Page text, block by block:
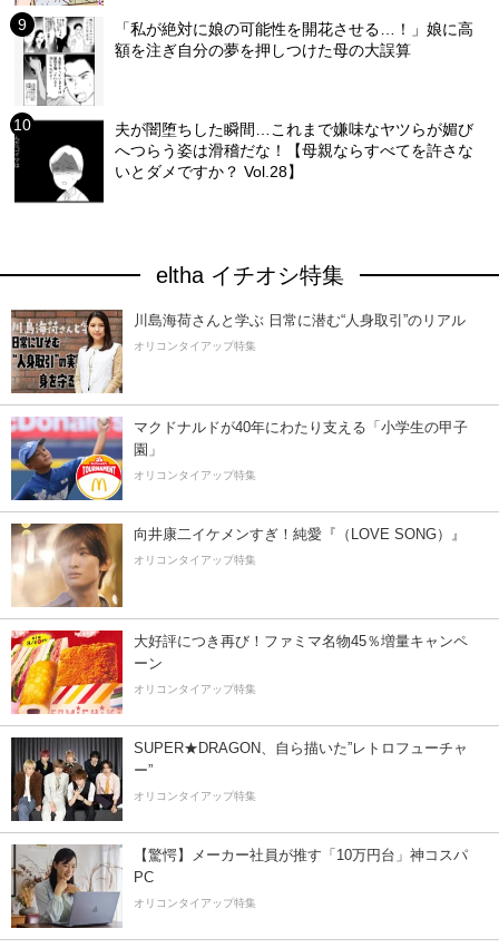
「私が絶対に娘の可能性を開花させる…！」娘に高
額を注ぎ自分の夢を押しつけた母の大誤算
夫が闇堕ちした瞬間…これまで嫌味なヤツらが媚び
へつらう姿は滑稽だな！【母親ならすべてを許さな
いとダメですか？ Vol.28】
eltha イチオシ特集
川島海荷さんと学ぶ 日常に潜む“人身取引”のリアル
オリコンタイアップ特集
マクドナルドが40年にわたり支える「小学生の甲子
園」
オリコンタイアップ特集
向井康二イケメンすぎ！純愛『（LOVE SONG）』
オリコンタイアップ特集
大好評につき再び！ファミマ名物45％増量キャンペ
ーン
オリコンタイアップ特集
SUPER★DRAGON、自ら描いた”レトロフューチャ
ー”
オリコンタイアップ特集
【驚愕】メーカー社員が推す「10万円台」神コスパ
PC
オリコンタイアップ特集